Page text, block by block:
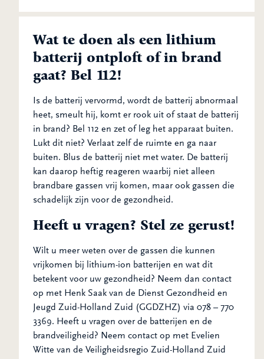
Wat te doen als een lithium
batterij ontploft of in brand
gaat? Bel 112!
Is de batterij vervormd, wordt de batterij abnormaal
heet, smeult hij, komt er rook uit of staat de batterij
in brand? Bel 112 en zet of leg het apparaat buiten.
Lukt dit niet? Verlaat zelf de ruimte en ga naar
buiten. Blus de batterij niet met water. De batterij
kan daarop heftig reageren waarbij niet alleen
brandbare gassen vrij komen, maar ook gassen die
schadelijk zijn voor de gezondheid.
Heeft u vragen? Stel ze gerust!
Wilt u meer weten over de gassen die kunnen
vrijkomen bij lithium-ion batterijen en wat dit
betekent voor uw gezondheid? Neem dan contact
op met Henk Saak van de Dienst Gezondheid en
Jeugd Zuid-Holland Zuid (GGDZHZ) via 078 – 770
3369. Heeft u vragen over de batterijen en de
brandveiligheid? Neem contact op met Evelien
Witte van de Veiligheidsregio Zuid-Holland Zuid